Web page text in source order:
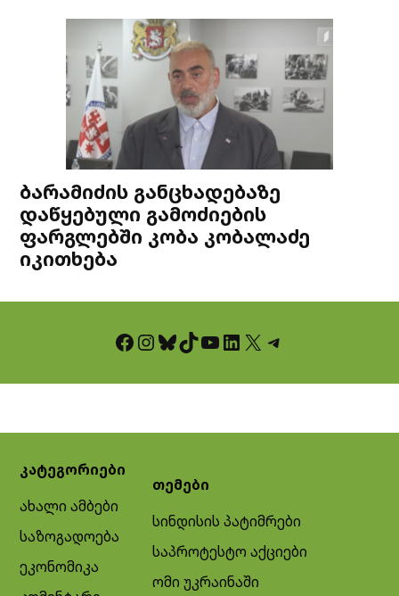
ბარამიძის განცხადებაზე
დაწყებული გამოძიების
ფარგლებში კობა კობალაძე
იკითხება
Facebook InstagramBluesky TikTok YouTube LinkedIn X Telegram
კატეგორიები
ახალი ამბები
საზოგადოება
ეკონომიკა
თემები
სინდისის პატიმრები
საპროტესტო აქციები
ომი უკრაინაში